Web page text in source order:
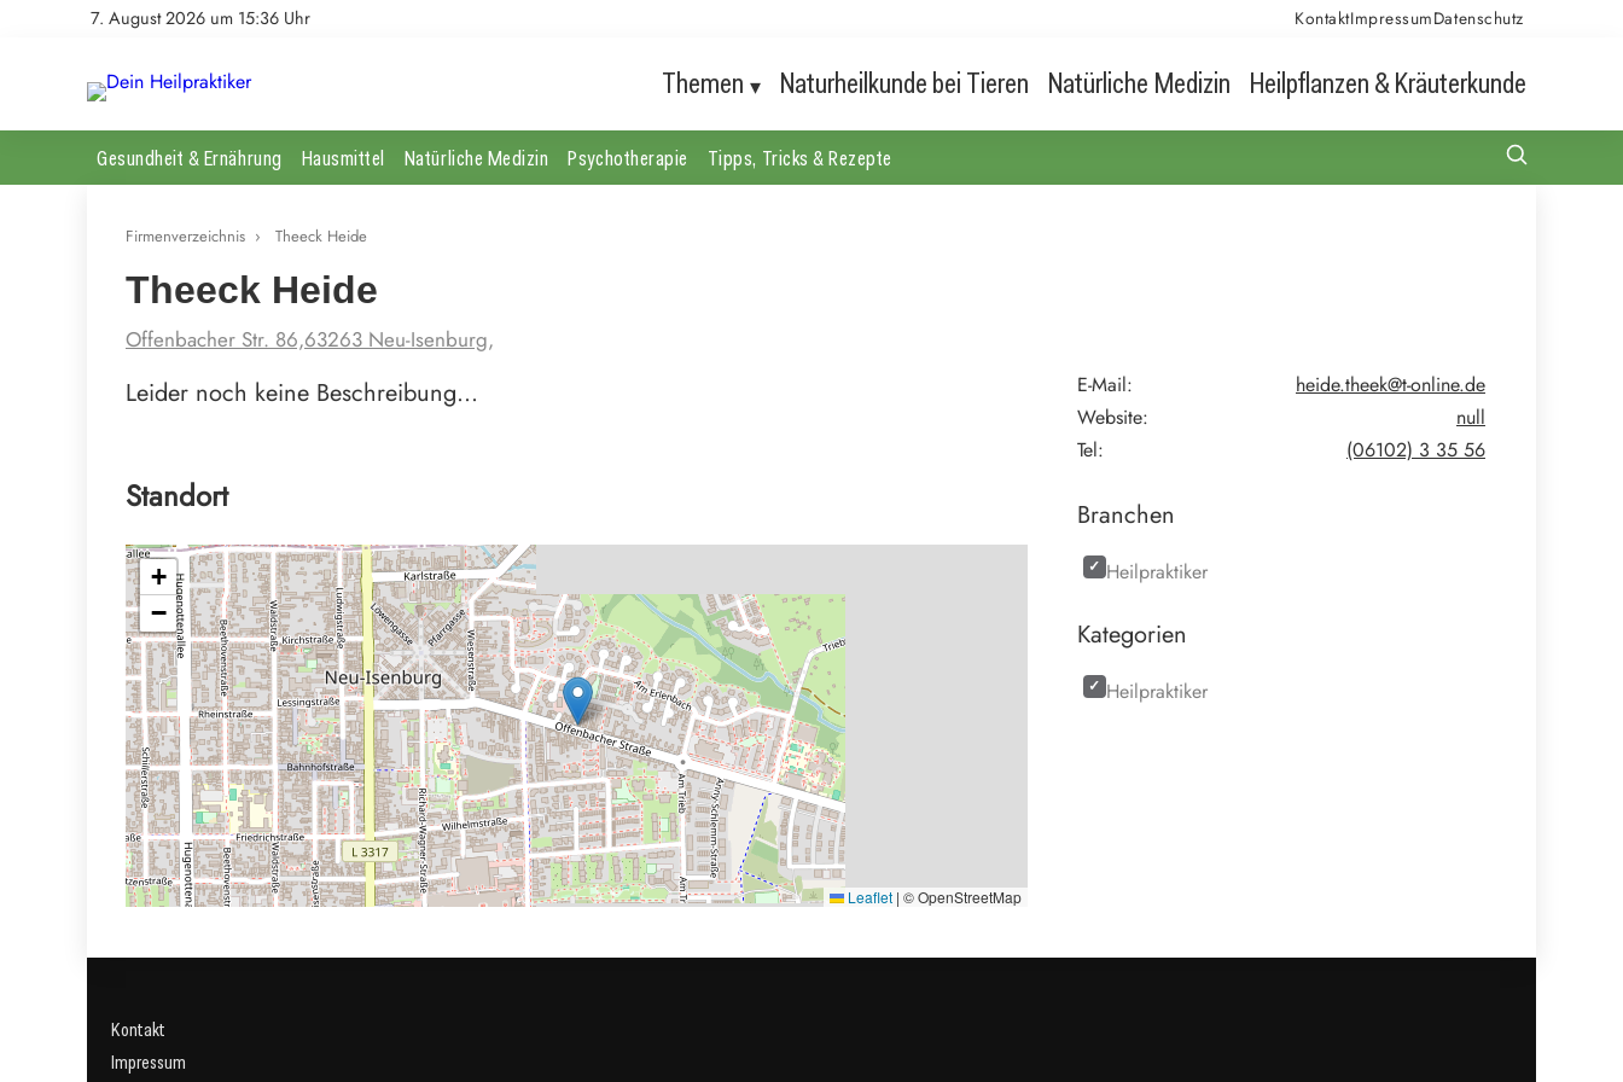
7. August 2026 um 15:36 Uhr KontaktImpressumDatenschutz
Themen Naturheilkunde bei Tieren Natürliche Medizin Heilpflanzen & Kräuterkunde
Gesundheit & Ernährung Hausmittel Natürliche Medizin Psychotherapie Tipps, Tricks & Rezepte
Firmenverzeichnis › Theeck Heide
Theeck Heide
Offenbacher Str. 86,63263 Neu-Isenburg,
Leider noch keine Beschreibung…
Standort
+
−
Leaflet | © OpenStreetMap
E-Mail:
heide.theek@t-online.de
Website:
null
Tel:
(06102) 3 35 56
Branchen
Heilpraktiker
Kategorien
Heilpraktiker
Kontakt
Impressum